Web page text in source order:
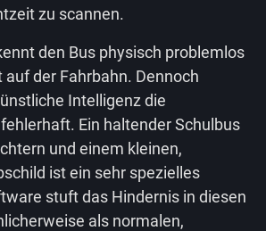
zu scannen.
den Bus physisch problemlos
auf der Fahrbahn. Dennoch
Intelligenz die
Ein haltender Schulbus
und einem kleinen,
ist ein sehr spezielles
stuft das Hindernis in diesen
als normalen,